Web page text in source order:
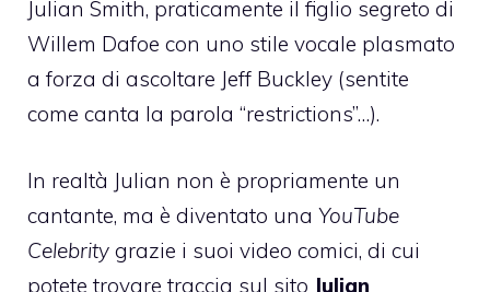
Julian Smith, praticamente il figlio segreto di
Willem Dafoe con uno stile vocale plasmato
a forza di ascoltare Jeff Buckley (sentite
come canta la parola “restrictions”…).
In realtà Julian non è propriamente un
cantante, ma è diventato una YouTube
Celebrity grazie i suoi video comici, di cui
potete trovare traccia sul sito Julian